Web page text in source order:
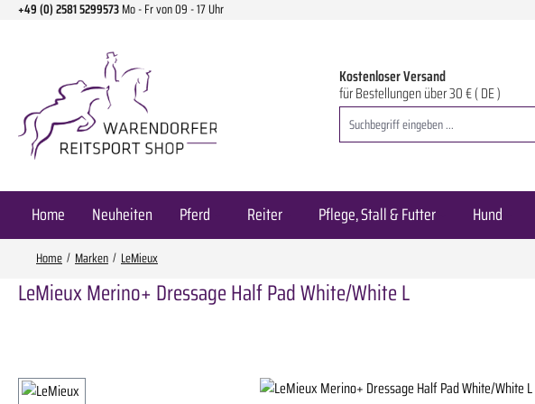
Hauptinhalt springen
Zur Suche springen
Zur Hauptnavigation springen
+49 (0) 2581 5299573Mo - Fr von 09 - 17 Uhr
Kostenloser Versand
für Bestellungen über 30 € ( DE )
Home Neuheiten Pferd Reiter Pflege, Stall & Futter Hund
Home Marken LeMieux
LeMieux Merino+ Dressage Half Pad White/White L
Bildergalerie überspringen